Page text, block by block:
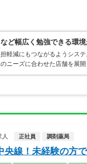
ど幅広く勉強できる環境
軽減にもつながるようシス
ニーズに合わせた店舗を展
正社員 調剤薬局
線！未経験の方